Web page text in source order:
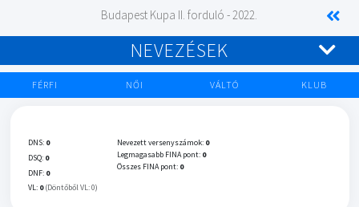
Budapest Kupa II. forduló - 2022.
NEVEZÉSEK
FÉRFI NŐI VÁLTÓ KLUB
DNS: 0
DSQ: 0
DNF: 0
VL: 0 (Döntőből VL: 0)
Nevezett versenyszámok: 0
Legmagasabb FINA pont: 0
Összes FINA pont: 0